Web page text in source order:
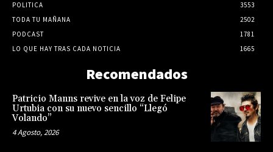
POLITICA
3553
TODA TU MAÑANA
2502
PODCAST
1781
LO QUE HAY TRAS CADA NOTICIA
1665
Recomendados
Patricio Manns revive en la voz de Felipe
Urtubia con su nuevo sencillo “Llegó
Volando”
4 Agosto, 2026